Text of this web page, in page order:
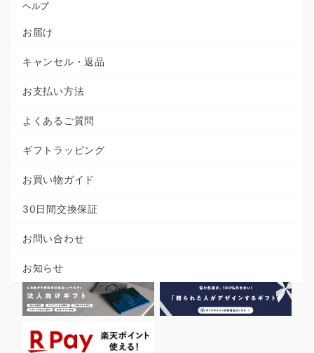
ヘルプ
お届け
キャンセル・返品
お支払い方法
よくあるご質問
ギフトラッピング
お買い物ガイド
30日間交換保証
お問い合わせ
お知らせ